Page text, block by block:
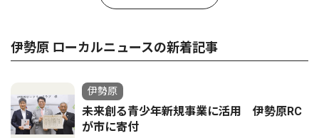
伊勢原 ローカルニュースの新着記事
伊勢原
未来創る青少年新規事業に活用 伊勢原RC
が市に寄付